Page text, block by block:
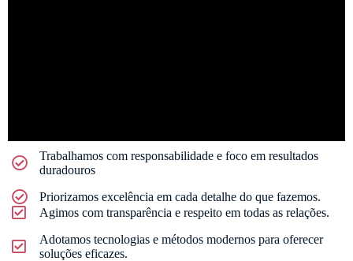
Trabalhamos com responsabilidade e foco em resultados
duradouros
Priorizamos excelência em cada detalhe do que fazemos.
Agimos com transparência e respeito em todas as relações.
Adotamos tecnologias e métodos modernos para oferecer
soluções eficazes.